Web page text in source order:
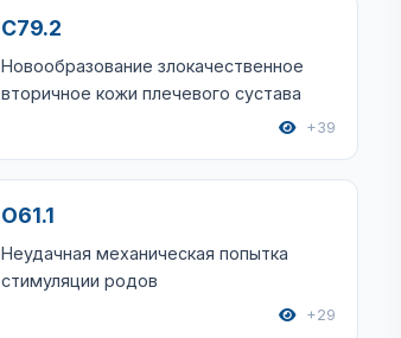
C79.2
Новообразование злокачественное
вторичное кожи плечевого сустава
+39
O61.1
Неудачная механическая попытка
стимуляции родов
+29